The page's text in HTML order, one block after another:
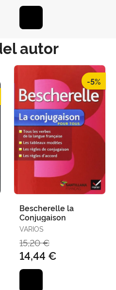
autor
-5%
Bescherelle la
Conjugaison
VARIOS
15,20 €
14,44 €